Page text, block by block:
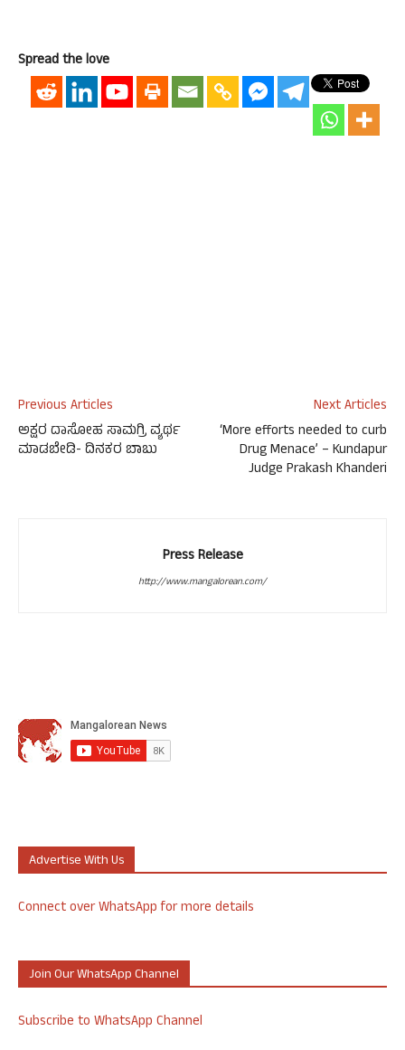
Spread the love
Previous Articles
ಅಕ್ಷರ ದಾಸೋಹ ಸಾಮಗ್ರಿ ವ್ಯರ್ಥ
ಮಾಡಬೇಡಿ- ದಿನಕರ ಬಾಬು
Next Articles
‘More efforts needed to curb
Drug Menace’ – Kundapur
Judge Prakash Khanderi
Press Release
http://www.mangalorean.com/
Advertise With Us
Connect over WhatsApp for more details
Join Our WhatsApp Channel
Subscribe to WhatsApp Channel